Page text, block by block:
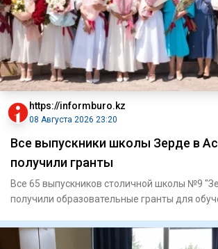
https://informburo.kz
08 Августа 2026 23:20
Все выпускники школы Зерде в
получили гранты
Все 65 выпускников столичной школы №9
получили образовательные гранты для